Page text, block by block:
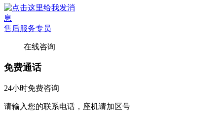
售后服务专员
在线咨询
免费通话
24小时免费咨询
请输入您的联系电话，座机请加区号